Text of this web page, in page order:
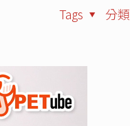
分類
Tags